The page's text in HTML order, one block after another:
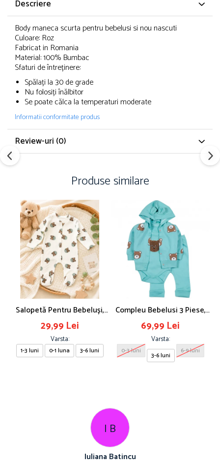
Descriere
Body maneca scurta pentru bebelusi si nou nascuti
Culoare: Roz
Fabricat in Romania
Material: 100% Bumbac
Sfaturi de întreținere:
Spălați la 30 de grade
Nu folosiți înălbitor
Se poate călca la temperaturi moderate
Informatii conformitate produs
Review-uri (0)
Produse similare
Salopetă Pentru Bebeluși,
Imprimeu Ursuleți
29,99 Lei
Varsta:
1-3 luni 0-1 luna 3-6 luni
Compleu Bebelusi 3 Piese,
Model Ursulet, Safir
69,99 Lei
Varsta:
0-3 luni
3-6 luni
6-9 luni